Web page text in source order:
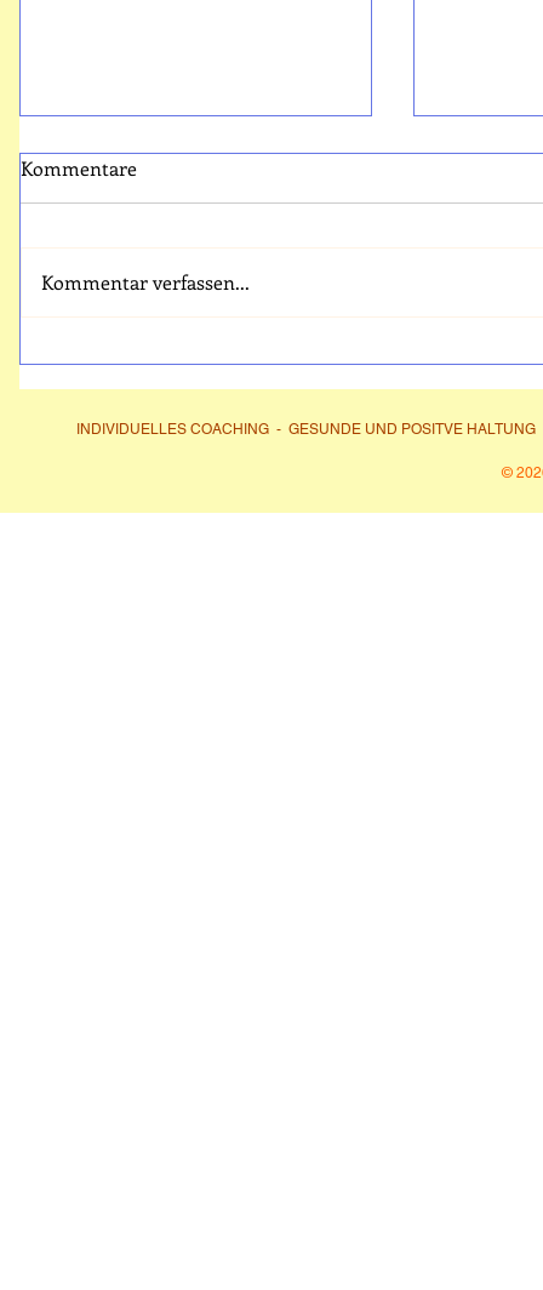
erkunden
verbinden
Kommentare
Kommentar verfassen...
INDIVIDUELLES COACHING - GESUNDE UND POSITVE
©